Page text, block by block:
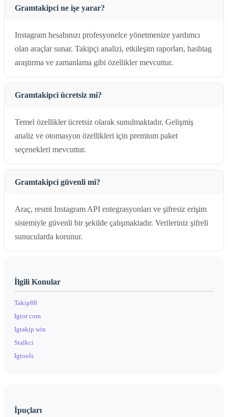
Gramtakipci ne işe yarar?
Instagram hesabınızı profesyonelce yönetmenize yardımcı
olan araçlar sunar. Takipçi analizi, etkileşim raporları, hashtag
araştırma ve zamanlama gibi özellikler mevcuttur.
Gramtakipci ücretsiz mi?
Temel özellikler ücretsiz olarak sunulmaktadır. Gelişmiş
analiz ve otomasyon özellikleri için premium paket
seçenekleri mevcuttur.
Gramtakipci güvenli mi?
Araç, resmi Instagram API entegrasyonları ve şifresiz erişim
sistemiyle güvenli bir şekilde çalışmaktadır. Verileriniz şifreli
sunucularda korunur.
İlgili Konular
Takip88
Igtor com
Igtakip win
Stalkci
Igtools
İpuçları